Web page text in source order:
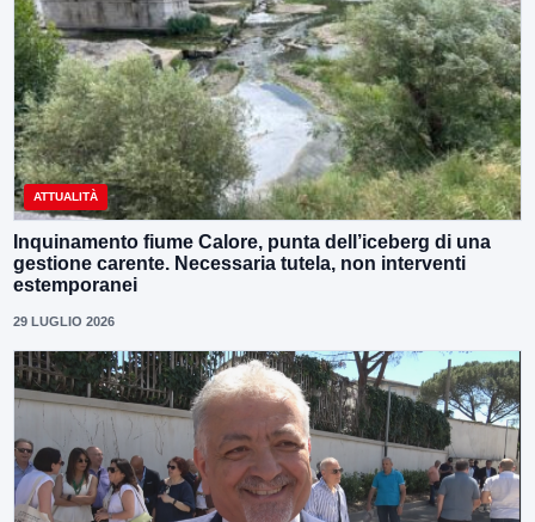
ATTUALITÀ
Inquinamento fiume Calore, punta dell’iceberg di una
gestione carente. Necessaria tutela, non interventi
estemporanei
29 LUGLIO 2026